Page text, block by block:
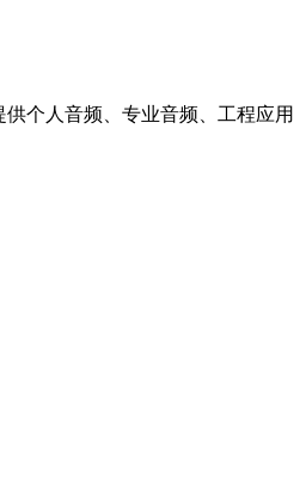
个人音频、专业音频、工程应用